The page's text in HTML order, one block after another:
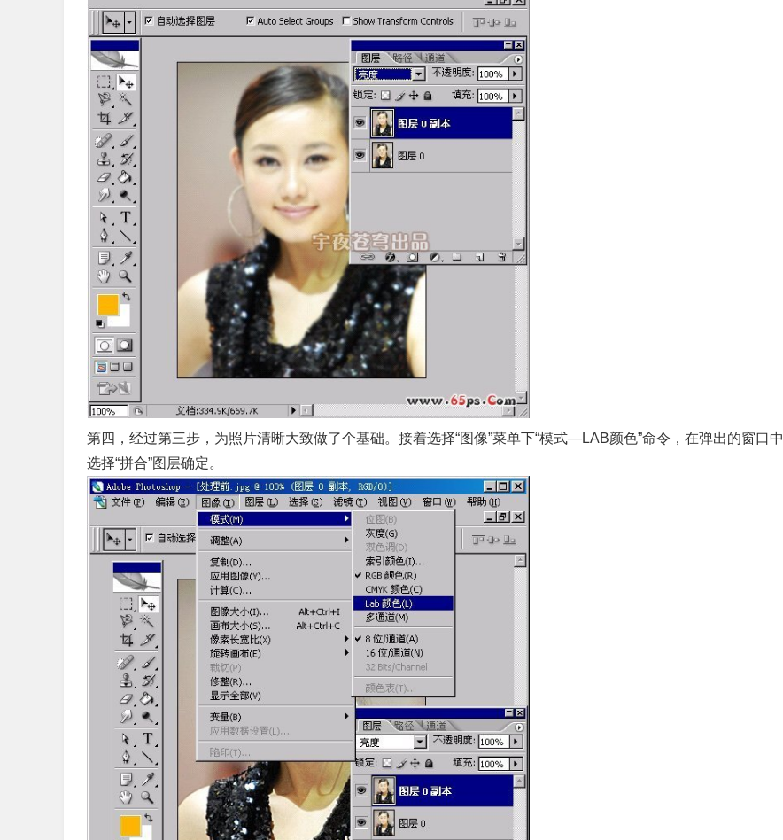
第四，经过第三步，为照片清晰大致做了个基础。接着选择“图像”菜单下“模式—LAB颜色”命令，在弹出的窗口中
选择“拼合”图层确定。